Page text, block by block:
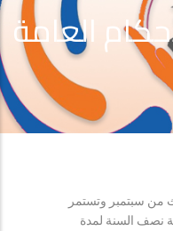
العامة
من سبتمبر وتستمر
نصف السنة لمدة